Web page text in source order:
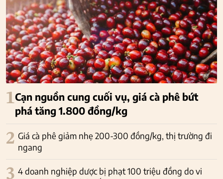
1Cạn nguồn cung cuối vụ, giá cà phê bứt
phá tăng 1.800 đồng/kg
2 Giá cà phê giảm nhẹ 200-300 đồng/kg, thị trường đi
ngang
3 4 doanh nghiệp dược bị phạt 100 triệu đồng do vi